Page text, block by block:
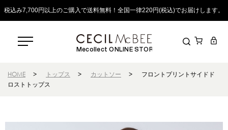
税込み7,700円以上のご購入で送料無料！全国一律220円(税込)でお届けします。
Mecollect ONLINE STORE
HOME > トップス > カットソー >
フロントプリントサイドド
ロストトップス